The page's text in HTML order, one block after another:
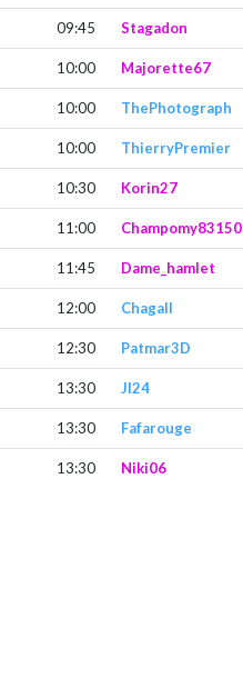
09:45 Stagadon
10:00 Majorette67
10:00 ThePhotograph
10:00 ThierryPremier
10:30 Korin27
11:00 Champomy83150
11:45 Dame_hamlet
12:00 Chagall
12:30 Patmar3D
13:30 Jl24
13:30 Fafarouge
13:30 Niki06